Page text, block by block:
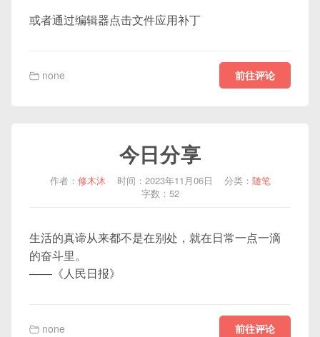
或者通过编辑器点击文件应用补丁
none 前往评论
今日分享
作者： 修木沐 时间：2023年11月06日 分类： 随笔
字数：52
生活的真谛从来都不是在别处，就在日常一点一滴
的奋斗里。
——《人民日报》
none 前往评论